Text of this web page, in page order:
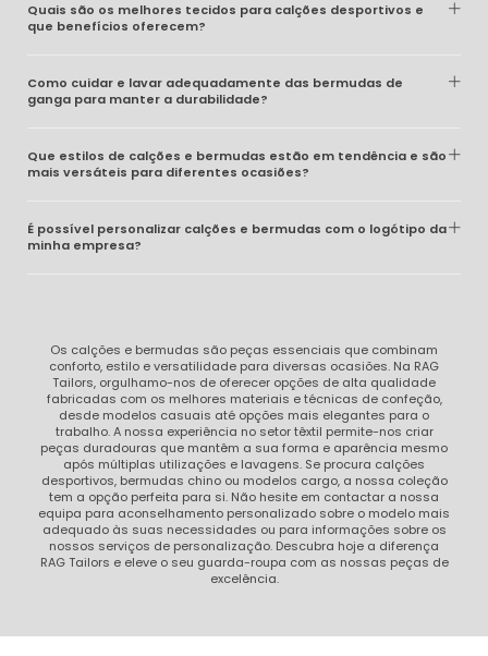
Quais são os melhores tecidos para calções desportivos e
que benefícios oferecem?
Como cuidar e lavar adequadamente das bermudas de
ganga para manter a durabilidade?
Que estilos de calções e bermudas estão em tendência e são
mais versáteis para diferentes ocasiões?
É possível personalizar calções e bermudas com o logótipo da
minha empresa?
Os calções e bermudas são peças essenciais que combinam
conforto, estilo e versatilidade para diversas ocasiões. Na RAG
Tailors, orgulhamo-nos de oferecer opções de alta qualidade
fabricadas com os melhores materiais e técnicas de confeção,
desde modelos casuais até opções mais elegantes para o
trabalho. A nossa experiência no setor têxtil permite-nos criar
peças duradouras que mantêm a sua forma e aparência mesmo
após múltiplas utilizações e lavagens. Se procura calções
desportivos, bermudas chino ou modelos cargo, a nossa coleção
tem a opção perfeita para si. Não hesite em contactar a nossa
equipa para aconselhamento personalizado sobre o modelo mais
adequado às suas necessidades ou para informações sobre os
nossos serviços de personalização. Descubra hoje a diferença
RAG Tailors e eleve o seu guarda-roupa com as nossas peças de
excelência.